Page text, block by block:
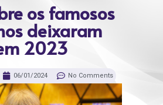
os famosos
deixaram
2023
06/01/2024 No Comments